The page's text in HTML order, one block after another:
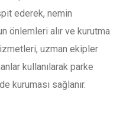
ederek, nemin
önlemleri alır ve kurutma
uzman ekipler
kullanılarak parke
kuruması sağlanır.